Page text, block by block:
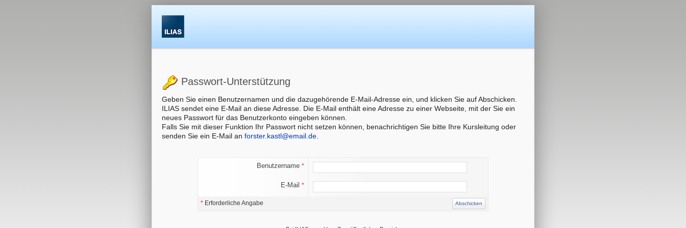
Passwort-Unterstützung
Geben Sie einen Benutzernamen und die dazugehörende E-Mail-Adresse ein, und klicken Sie auf Abschicken.
ILIAS sendet eine E-Mail an diese Adresse. Die E-Mail enthält eine Adresse zu einer Webseite, mit der Sie ein
neues Passwort für das Benutzerkonto eingeben können.
Falls Sie mit dieser Funktion Ihr Passwort nicht setzen können, benachrichtigen Sie bitte Ihre Kursleitung oder
senden Sie ein E-Mail an forster.kastl@email.de
Benutzername *
E-Mail *
* Erforderliche Angabe